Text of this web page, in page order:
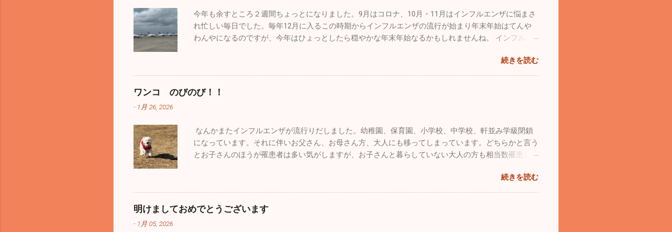
今年も余すところ２週間ちょっとになりました。9月はコロナ、10月・11月はインフルエンザに悩まさ
れ忙しい毎日でした。毎年12月に入るこの時期からインフルエンザの流行が始まり年末年始はてんや
わんやになるのですが、今年はひょっとしたら穏やかな年末年始なるかもしれませんね。 インフルエ
感染性胃腸炎がちらほらと出ています。年末年始は飲む、食べる機会が多いので十分気を付けてくださ
い！ 今年も色々な出会いがありました。こうやって年齢を重ねていくごとに友人も増えてきます。今
追いかけていた自分としては、思いがけない素晴らしい出会いでした。 12/14、沖縄の那覇で基地際が
じはなかったです。普通に空港で旅客機を眺めているだけで満足なんですが、基地祭では普段見られな
い飛行機が間近で見ることができるので最高に幸せです。 那覇基地は官民両方が使用するため、旅客
機の離着陸が分単位であります。通常のブルーインパルスの曲技飛行時間は４０分ほどなんですが、こ
たが、友人の素晴らしい曲技飛行をわくわくしながら見学しました。 他にも様々な飛行機がたくさん
展示さてれていましたし、多くのグッズ販売、イベントが催されていました。飛行機見学以外でも色々
楽しむことができるよう工夫がされていました。自分的に特に目を引いたのは政府専用機。こんなに近
続きを読む
ワンコ のびのび！！
- 1月 26, 2026
なんかまたインフルエンザが流行りだしました。幼稚園、保育園、小学校、中学校、軒並み学級閉鎖
になっています。それに伴いお父さん、お母さん方、大人にも移ってしまっています。どちらかと言う
とお子さんのほうが罹患者は多い気がしますが、お子さんと暮らしていない大人の方も相当数罹患して
波・大雪で大変なことになっていますが、太平洋側はずっと晴天です。寒さは厳しいですが元気な人に
はうれしい天候です。自分もなぜだが風邪もひかずに健康状態を維持できています。忙しい毎日は変わ
りはありませんが、休日は懲りずにお出かけです（笑） 今回はワンコのためのお出かけをしてきまし
た。平日は朝早く出勤し帰りもかなり遅くなるので、なかなかしっかりとしたお散歩が行けていませ
続きを読む
明けましておめでとうございます
- 1月 05, 2026